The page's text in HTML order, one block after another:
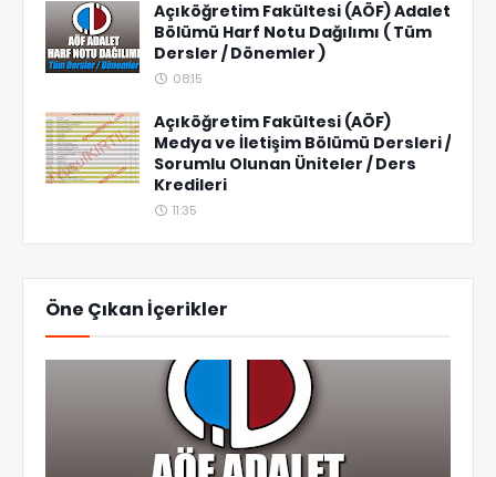
Açıköğretim Fakültesi (AÖF) Adalet
Bölümü Harf Notu Dağılımı ( Tüm
Dersler / Dönemler )
08:15
Açıköğretim Fakültesi (AÖF)
Medya ve İletişim Bölümü Dersleri /
Sorumlu Olunan Üniteler / Ders
Kredileri
11:35
Öne Çıkan İçerikler